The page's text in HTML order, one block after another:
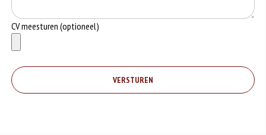
CV meesturen (optioneel)